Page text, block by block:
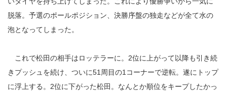
脱落。予選のポールポジション、決勝序盤の独走などが全て水の
泡となってしまった。
これで松田の相手はロッテラーに。2位に上がって以降も引き続
きプッシュを続け、ついに51周目の1コーナーで逆転。遂にトップ
に浮上する。2位に下がった松田。なんとか順位をキープしたかっ